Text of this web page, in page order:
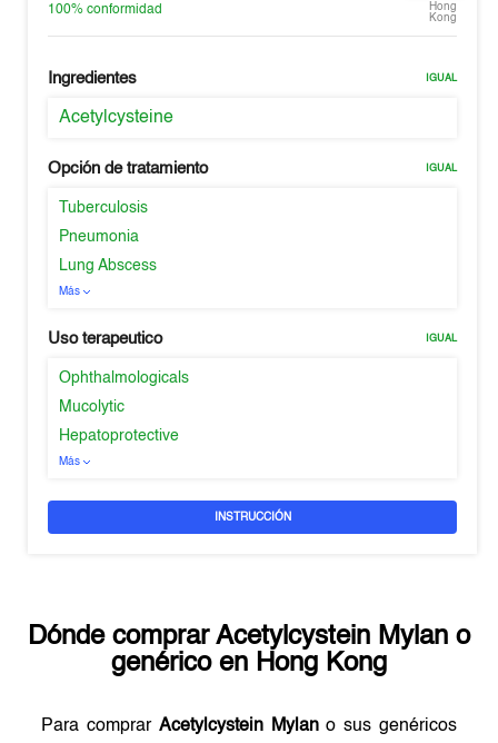
100%conformidad
Hong
Kong
Ingredientes IGUAL
Acetylcysteine
Opción de tratamiento IGUAL
Tuberculosis
Pneumonia
Lung Abscess
Más
Uso terapeutico IGUAL
Ophthalmologicals
Mucolytic
Hepatoprotective
Más
INSTRUCCIÓN
Dónde comprar Acetylcystein Mylan o
genérico en Hong Kong
Para comprar Acetylcystein Mylano sus genéricos